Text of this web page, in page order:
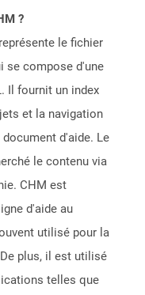
?
le fichier
se compose d'une
Il fournit un index
et la navigation
d'aide. Le
le contenu via
CHM est
d'aide au
utilisé pour la
plus, il est utilisé
telles que